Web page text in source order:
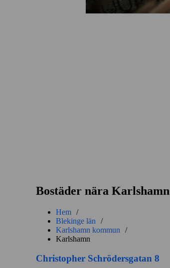
Bostäder nära Karlshamn
Hem /
Blekinge län
/
Karlshamn kommun
/
Karlshamn
Christopher Schrödersgatan 8